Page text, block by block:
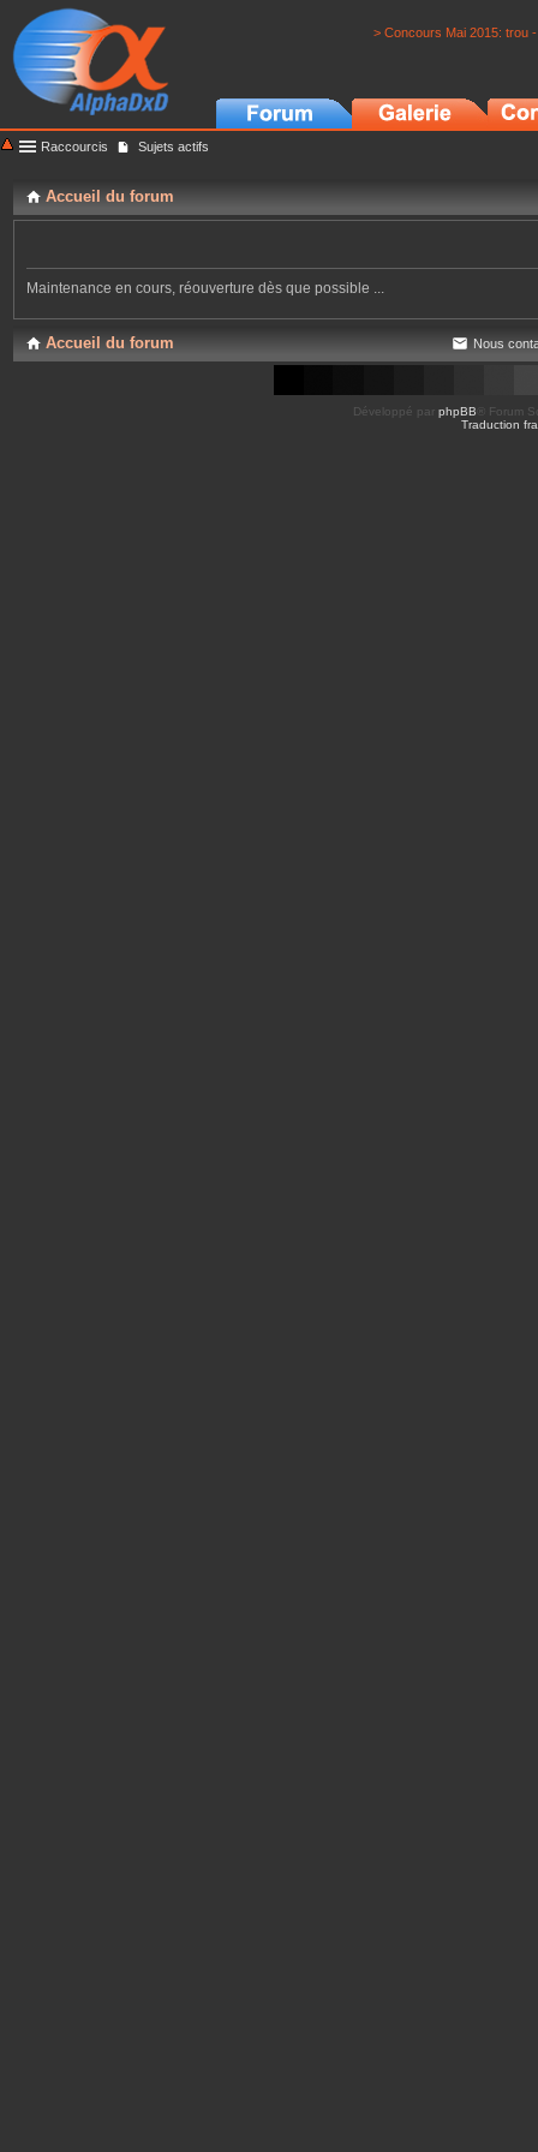
> Concours Mai 2015: trou
Raccourcis Sujets actifs
Accueil du forum
Maintenance en cours, réouverture dès que possible ...
Accueil du forum Nous
Développé par phpBB ® Forum
Traduction